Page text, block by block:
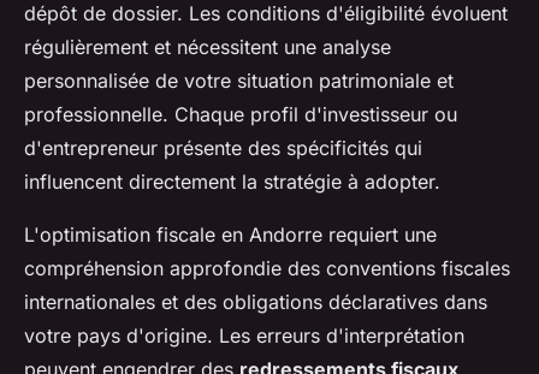
dépôt de dossier. Les conditions d'éligibilité évoluent
régulièrement et nécessitent une analyse
personnalisée de votre situation patrimoniale et
professionnelle. Chaque profil d'investisseur ou
d'entrepreneur présente des spécificités qui
influencent directement la stratégie à adopter.
L'optimisation fiscale en Andorre requiert une
compréhension approfondie des conventions fiscales
internationales et des obligations déclaratives dans
votre pays d'origine. Les erreurs d'interprétation